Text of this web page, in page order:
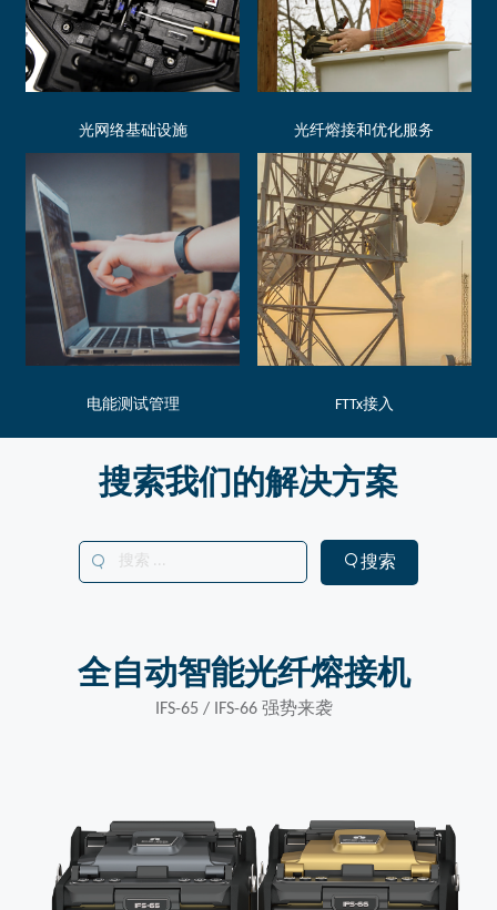
光网络基础设施 光纤熔接和优化服务
电能测试管理 FTTx接入
搜索我们的解决方案
搜索
全自动智能光纤熔接机
IFS-65 / IFS-66 强势来袭